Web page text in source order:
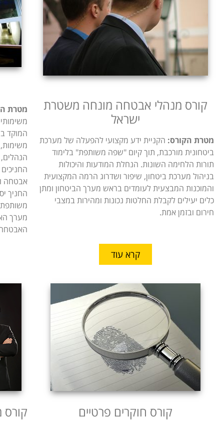
​קורס מנהלי אבטחה מונחה משטרת
ישראל
מטרת הקורס: הקניית ידע מקצועי להפעלה של מערכת
ביטחונית מורכבת, תוך קיום "שפה משותפת" בלימוד
תורות הלחימה השונות. הנחלת המודעות והיכולות
בניהול מערכת ביטחון, שיפור ושדרוג הרמה המקצועית
והמוכנות המבצעית לעומדים בראש מערך הביטחון ומתן
כלים יעילים לקבלת החלטות נכונות ומהירות במצבי
חירום ובזמן אמת.
קרא עוד
מטרת
המוקד
אבטחה
החניך
משותפת
מערך
קורס חוקרים פרטיים ​קורס